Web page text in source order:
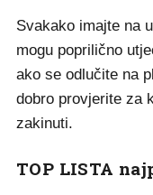
Svakako imajte na
mogu poprilično
ako se odlučite na
dobro provjerite za
zakinuti.
TOP LISTA